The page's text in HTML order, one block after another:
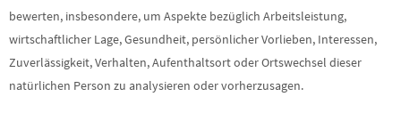
bewerten, insbesondere, um Aspekte bezüglich Arbeitsleistung,
wirtschaftlicher Lage, Gesundheit, persönlicher Vorlieben, Interessen,
Zuverlässigkeit, Verhalten, Aufenthaltsort oder Ortswechsel dieser
natürlichen Person zu analysieren oder vorherzusagen.